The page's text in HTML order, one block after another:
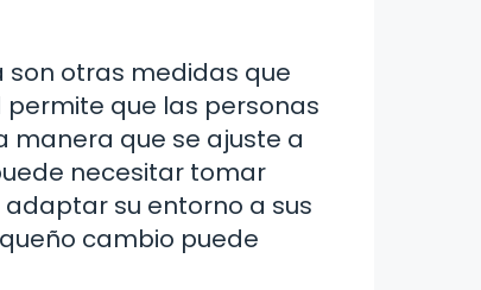
son otras medidas que
que las personas
manera que se ajuste a
necesitar tomar
su entorno a sus
cambio puede